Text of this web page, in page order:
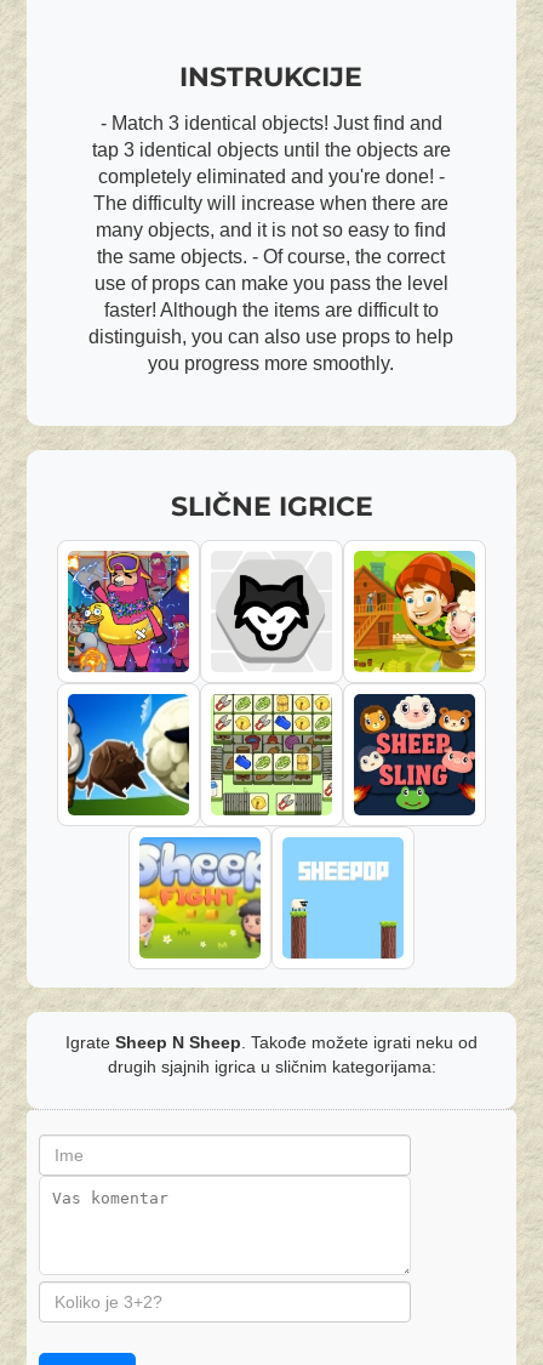
INSTRUKCIJE
- Match 3 identical objects! Just find and
tap 3 identical objects until the objects are
completely eliminated and you're done! -
The difficulty will increase when there are
many objects, and it is not so easy to find
the same objects. - Of course, the correct
use of props can make you pass the level
faster! Although the items are difficult to
distinguish, you can also use props to help
you progress more smoothly.
SLIČNE IGRICE
Igrate Sheep N Sheep . Takođe možete igrati neku od
drugih sjajnih igrica u sličnim kategorijama: